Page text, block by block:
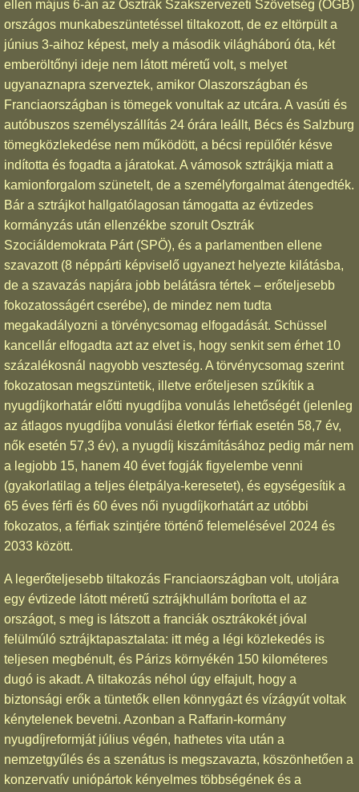
ellen május 6-án az Osztrák Szakszervezeti Szövetség (ÖGB)
országos munkabeszüntetéssel tiltakozott, de ez eltörpült a
június 3-aihoz képest, mely a második világháború óta, két
emberöltőnyi ideje nem látott méretű volt, s melyet
ugyanaznapra szerveztek, amikor Olaszországban és
Franciaországban is tömegek vonultak az utcára. A vasúti és
autóbuszos személyszállítás 24 órára leállt, Bécs és Salzburg
tömegközlekedése nem működött, a bécsi repülőtér késve
indította és fogadta a járatokat. A vámosok sztrájkja miatt a
kamionforgalom szünetelt, de a személyforgalmat átengedték.
Bár a sztrájkot hallgatólagosan támogatta az évtizedes
kormányzás után ellenzékbe szorult Osztrák
Szociáldemokrata Párt (SPÖ), és a parlamentben ellene
szavazott (8 néppárti képviselő ugyanezt helyezte kilátásba,
de a szavazás napjára jobb belátásra tértek – erőteljesebb
fokozatosságért cserébe), de mindez nem tudta
megakadályozni a törvénycsomag elfogadását. Schüssel
kancellár elfogadta azt az elvet is, hogy senkit sem érhet 10
százalékosnál nagyobb veszteség. A törvénycsomag szerint
fokozatosan megszüntetik, illetve erőteljesen szűkítik a
nyugdíjkorhatár előtti nyugdíjba vonulás lehetőségét (jelenleg
az átlagos nyugdíjba vonulási életkor férfiak esetén 58,7 év,
nők esetén 57,3 év), a nyugdíj kiszámításához pedig már nem
a legjobb 15, hanem 40 évet fogják figyelembe venni
(gyakorlatilag a teljes életpálya-keresetet), és egységesítik a
65 éves férfi és 60 éves női nyugdíjkorhatárt az utóbbi
fokozatos, a férfiak szintjére történő felemelésével 2024 és
2033 között.
A legerőteljesebb tiltakozás Franciaországban volt, utoljára
egy évtizede látott méretű sztrájkhullám borította el az
országot, s meg is látszott a franciák osztrákokét jóval
felülmúló sztrájktapasztalata: itt még a légi közlekedés is
teljesen megbénult, és Párizs környékén 150 kilométeres
dugó is akadt. A tiltakozás néhol úgy elfajult, hogy a
biztonsági erők a tüntetők ellen könnygázt és vízágyút voltak
kénytelenek bevetni. Azonban a Raffarin-kormány
nyugdíjreformját július végén, hathetes vita után a
nemzetgyűlés és a szenátus is megszavazta, köszönhetően a
konzervatív uniópártok kényelmes többségének és a